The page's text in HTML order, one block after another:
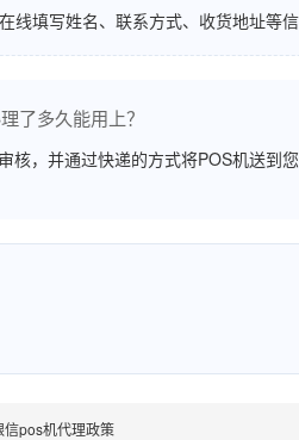
线填写姓名、联系方式、收货地址等
了多久能用上？
核，并通过快递的方式将POS机送到
信pos机代理政策